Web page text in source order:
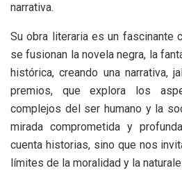
narrativa.
Su obra literaria es un fascinante
se fusionan la novela negra, la
histórica, creando una narrativa,
premios, que explora los
complejos del ser humano y la
mirada comprometida y
cuenta historias, sino que nos
límites de la moralidad y la